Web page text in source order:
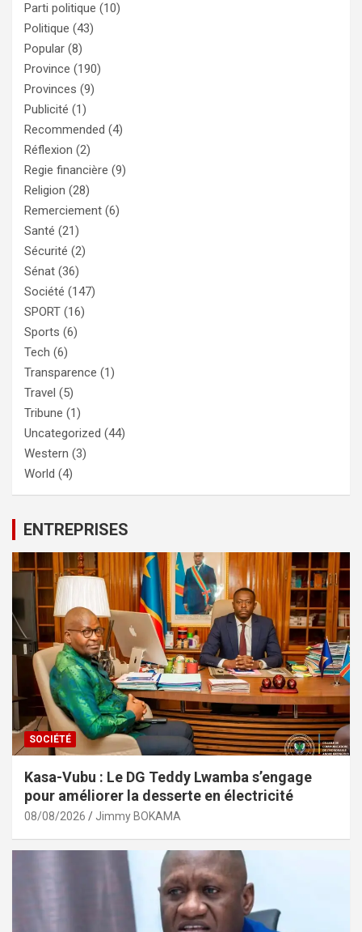
Parti politique (10)
Politique (43)
Popular (8)
Province (190)
Provinces (9)
Publicité (1)
Recommended (4)
Réflexion (2)
Regie financière (9)
Religion (28)
Remerciement (6)
Santé (21)
Sécurité (2)
Sénat (36)
Société (147)
SPORT (16)
Sports (6)
Tech (6)
Transparence (1)
Travel (5)
Tribune (1)
Uncategorized (44)
Western (3)
World (4)
ENTREPRISES
SOCIÉTÉ
Kasa-Vubu : Le DG Teddy Lwamba s’engage
pour améliorer la desserte en électricité
08/08/2026 Jimmy BOKAMA